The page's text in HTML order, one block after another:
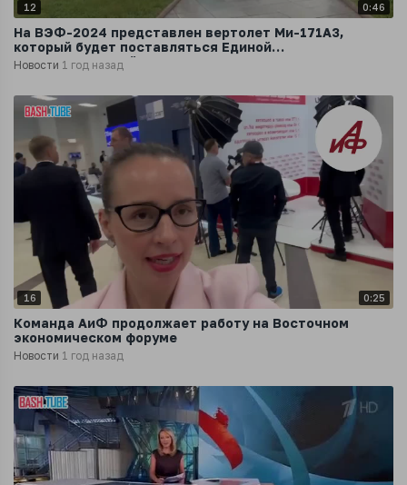
12 0:46
На ВЭФ-2024 представлен вертолет Ми-171А3,
который будет поставляться Единой
дальневосточной авиакомпании
Новости 1 год назад
16 0:25
Команда АиФ продолжает работу на Восточном
экономическом форуме
Новости 1 год назад